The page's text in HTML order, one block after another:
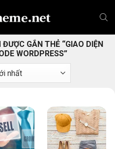
GẮN THẺ “GIAO DIỆN
WORDPRESS”